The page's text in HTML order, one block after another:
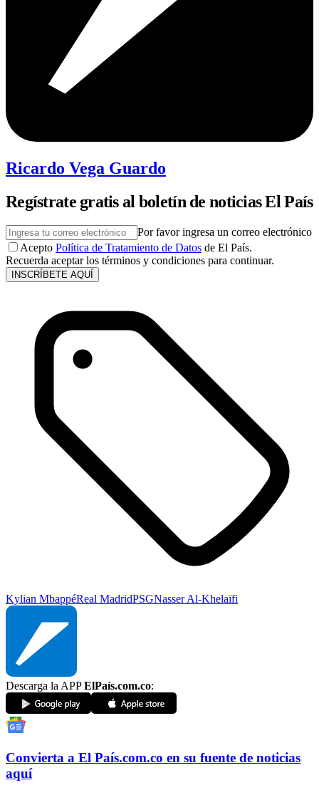
Ricardo Vega Guardo
Regístrate gratis al boletín de noticias El País
Por favor ingresa un correo electrónico
Acepto Política de Tratamiento de Datos de El País.
Recuerda aceptar los términos y condiciones para continuar.
INSCRÍBETE AQUÍ
Kylian MbappéReal MadridPSGNasser Al-Khelaïfi
Descarga la APPElPaís.com.co:
Convierta a El País.com.co en su fuente de noticias
aquí